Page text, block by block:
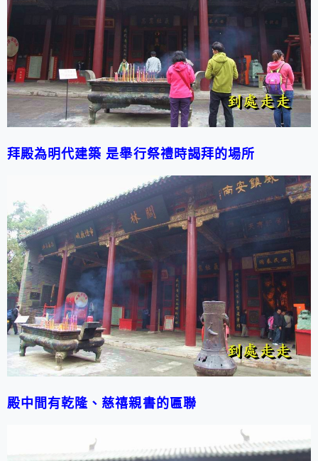
拜殿為明代建築 是舉行祭禮時謁拜的場所
殿中間有乾隆、慈禧親書的匾聯